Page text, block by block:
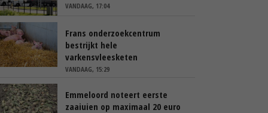
VANDAAG, 17:04
Frans onderzoekcentrum
bestrijkt hele
varkensvleesketen
VANDAAG, 15:29
Emmeloord noteert eerste
zaaiuien op maximaal 20 euro